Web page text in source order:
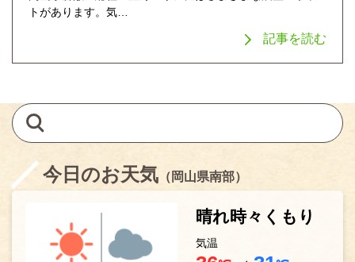
トがあります。気…
記事を読む
今日のお天気 （岡山県南部）
晴れ時々くもり
気温